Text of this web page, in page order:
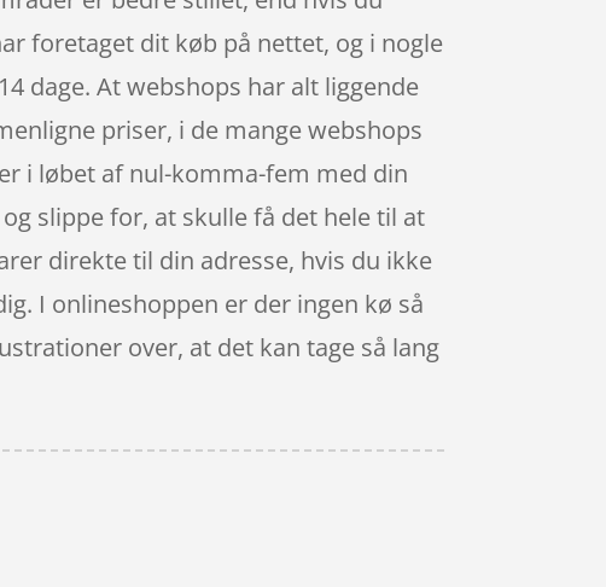
foretaget dit køb på nettet, og i nogle
dage. At webshops har alt liggende
priser, i de mange webshops
i løbet af nul-komma-fem med din
slippe for, at skulle få det hele til at
direkte til din adresse, hvis du ikke
I onlineshoppen er der ingen kø så
over, at det kan tage så lang